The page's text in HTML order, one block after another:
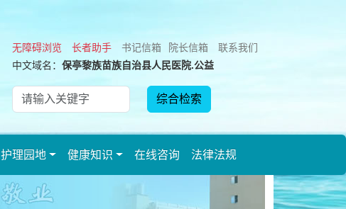
无障碍浏览 长者助手 书记信箱 院长信箱
联系我们
中文域名： 保亭黎族苗族自治县人民医院.公益
护理园地 健康知识 在线咨询 法律法规